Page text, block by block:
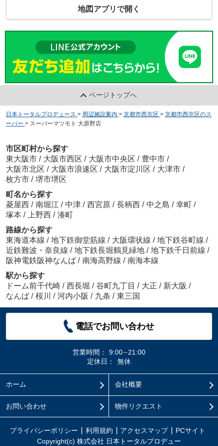
地図アプリで開く
ページトップへ
日本トータルプロデュース > 周辺施設案内 > 京都市西京区 > 京都市西京区のス
ーパー > スーパーマツモト 大原野店
市区町村から探す
東大阪市 / 大阪市西区 / 大阪市中央区 / 豊中市 /
大阪市北区 / 大阪市浪速区 / 大阪市淀川区 / 大津市 /
枚方市 / 堺市堺区
町名から探す
菱屋西 / 南堀江 / 中津 / 西宮原 / 長柄西 / 中之島 / 幸町 /
塚本 / 上野西 / 湊町
路線から探す
東海道本線 / 地下鉄御堂筋線 / 大阪環状線 / 地下鉄谷町線 /
近鉄難波・奈良線 / 地下鉄長堀鶴見緑地 / 地下鉄千日前線 /
阪神電鉄阪神なんば / 南海高野線 / 南海本線
駅から探す
ドーム前千代崎 / 西長堀 / 谷町九丁目 / 大正 / 新大阪 /
なんば / 桜川 / 河内小阪 / 九条 / 東三国
電話でお問い合わせ
営業時間：
9:00∼21:00
定休日：
無休
ホーム 会社概要
お問い合わせ 物件リクエスト
プライバシーポリシー 利用規約 アクセスマップ
PCサイト
Copyright(c) 株式会社 日本トータルプロデュー